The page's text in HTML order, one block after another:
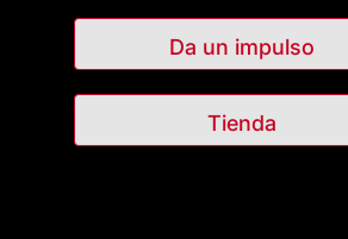
Da un impulso
Tienda